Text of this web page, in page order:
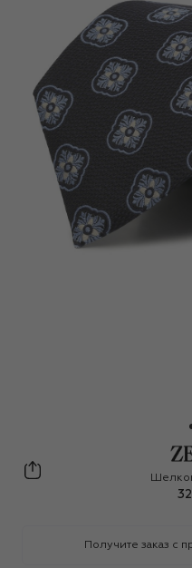
Zegna
Получите заказ с